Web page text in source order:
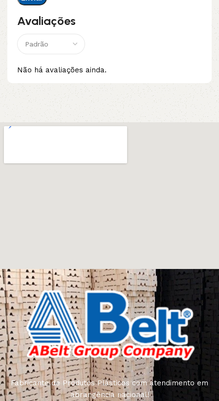
Avaliações
Não há avaliações ainda.
Fabricante de Produtos Plásticos com atendimento em
abrangência nacional!